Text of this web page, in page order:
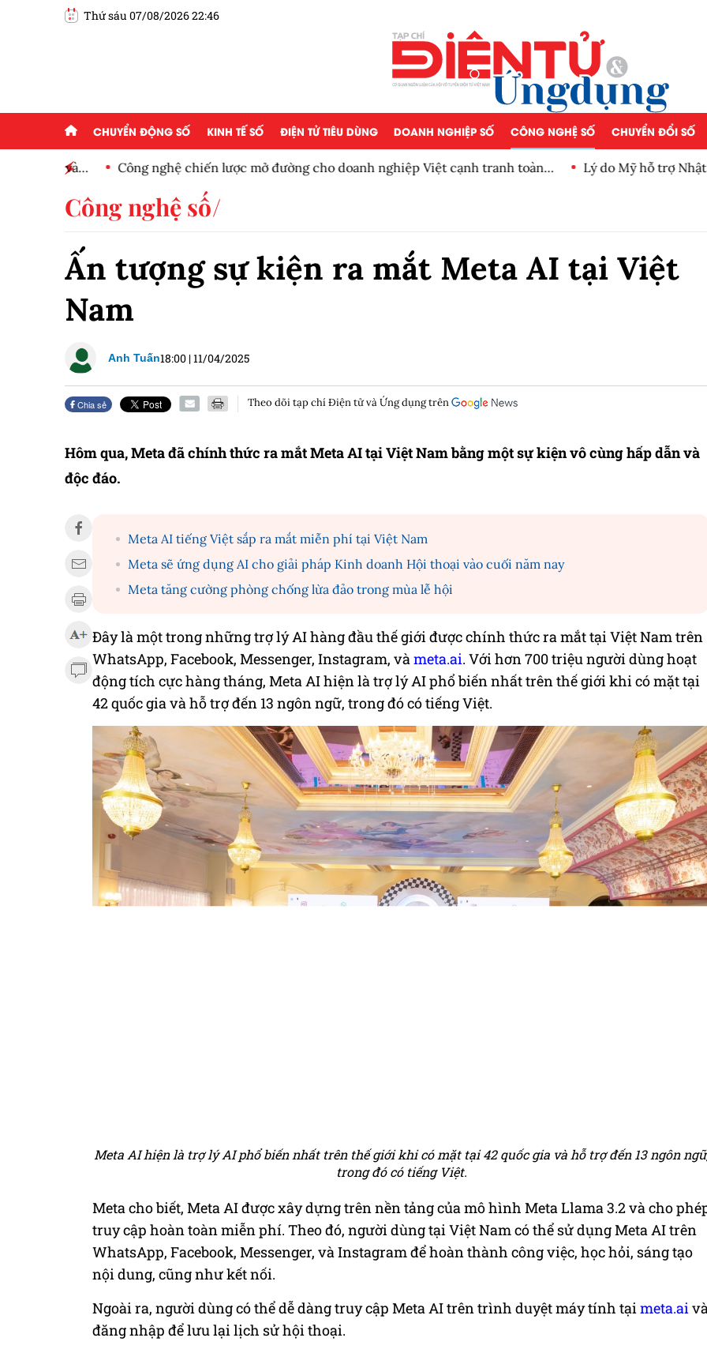
Thứ sáu 07/08/2026 22:46
CHUYỂN ĐỘNG SỐ KINH TẾ SỐ ĐIỆN TỬ TIÊU DÙNG DOANH NGHIỆP SỐ CÔNG NGHỆ SỐ CHUYỂN ĐỔI SỐ
Công nghệ chiến lược mở đường cho doanh nghiệp Việt cạnh tranh toàn
Lý do Mỹ hỗ trợ Nhật bảo
Công nghệ số
Ấn tượng sự kiện ra mắt Meta AI tại Việt
Nam
Anh Tuấn18:00 |11/04/2025
Chia sẻ Theo dõi tạp chí Điện tử và Ứng dụng trên
Hôm qua, Meta đã chính thức ra mắt Meta AI tại Việt Nam bằng một sự kiện vô cùng hấp dẫn và
độc đáo.
Meta AI tiếng Việt sắp ra mắt miễn phí tại Việt Nam
Meta sẽ ứng dụng AI cho giải pháp Kinh doanh Hội thoại vào cuối năm nay
Meta tăng cường phòng chống lừa đảo trong mùa lễ hội
Đây là một trong những trợ lý AI hàng đầu thế giới được chính thức ra mắt tại Việt Nam trên
WhatsApp, Facebook, Messenger, Instagram, vàmeta.ai. Với hơn 700 triệu người dùng hoạt
động tích cực hàng tháng, Meta AI hiện là trợ lý AI phổ biến nhất trên thế giới khi có mặt tại
42 quốc gia và hỗ trợ đến 13 ngôn ngữ, trong đó có tiếng Việt.
Meta AI hiện là trợ lý AI phổ biến nhất trên thế giới khi có mặt tại 42 quốc gia và hỗ trợ đến 13 ngôn
trong đó có tiếng Việt.
Meta cho biết, Meta AI được xây dựng trên nền tảng của mô hình Meta Llama 3.2 và cho
truy cập hoàn toàn miễn phí. Theo đó, người dùng tại Việt Nam có thể sử dụng Meta AI trên
WhatsApp, Facebook, Messenger, và Instagram để hoàn thành công việc, học hỏi, sáng tạo
nội dung, cũng như kết nối.
Ngoài ra, người dùng có thể dễ dàng truy cập Meta AI trên trình duyệt máy tính tạimeta.ai
đăng nhập để lưu lại lịch sử hội thoại.